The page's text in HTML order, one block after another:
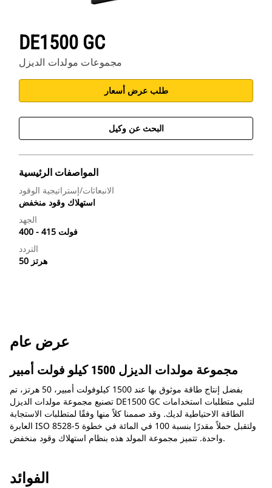
DE1500 GC
مجموعات مولدات الديزل
طلب عرض أسعار
البحث عن وكيل
المواصفات الرئيسية
الانبعاثات/إستراتيجية الوقود
استهلاك وقود منخفض
الجهد
400 - 415 فولت
التردد
50 هرتز
عرض عام
مجموعة مولدات الديزل 1500 كيلو فولت أمبير
بفضل إنتاج طاقة موثوق بها عند 1500 كيلوفولت أمبير، 50 هرتز، تم
تصنيع مجموعة مولدات الديزل DE1500 GC لتلبي متطلبات استخدامات
الطاقة الاحتياطية لديك. وقد صممنا كلاً منها وفقًا لمتطلبات الاستجابة
العابرة ISO 8528-5 ولتقبل حملاً مقدرًا بنسبة 100 في المائة في خطوة
واحدة. تتميز مجموعة المولد هذه بنظام استهلاك وقود منخفض.
الفوائد